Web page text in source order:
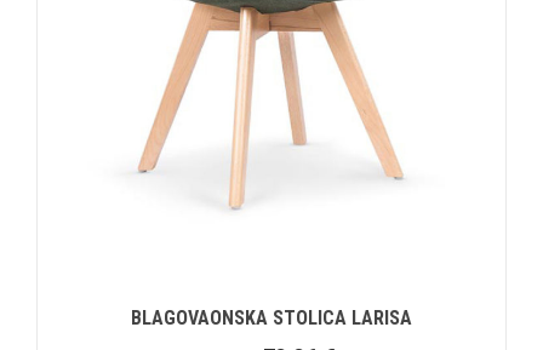
BLAGOVAONSKA STOLICA LARISA